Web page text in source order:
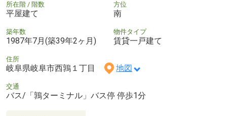
所在階 / 階数
平屋建て
方位
南
築年数
1987年7月(築39年2ヶ月)
物件タイプ
賃貸一戸建て
住所
岐阜県岐阜市西鶉１丁目 地図
交通
バス/「鶉ターミナル」バス停 停歩1分